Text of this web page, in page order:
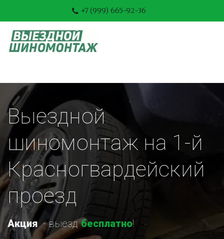
+7 (999) 665-92-36
Выездной
шиномонтаж на 1-й
Красногвардейский
проезд
Акция - выезд бесплатно!